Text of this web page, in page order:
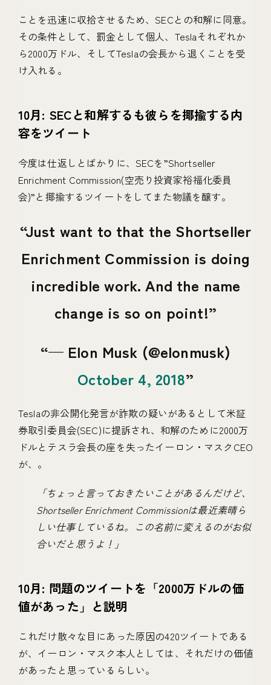
ことを迅速に収拾させるため、SECとの和解に同意。
その条件として、罰金として個人、Teslaそれぞれか
ら2000万ドル、そしてTeslaの会長から退くことを受
け入れる。
10月: SECと和解するも彼らを揶揄する内
容をツイート
今度は仕返しとばかりに、SECを”Shortseller
Enrichment Commission(空売り投資家裕福化委員
会)”と揶揄するツイートをしてまた物議を醸す。
Just want to that the Shortseller
Enrichment Commission is doing
incredible work. And the name
change is so on point!
— Elon Musk (@elonmusk)
October 4, 2018
Teslaの非公開化発言が詐欺の疑いがあるとして米証
券取引委員会(SEC)に提訴され、和解のために2000万
ドルとテスラ会長の座を失ったイーロン・マスクCEO
が、。
「ちょっと言っておきたいことがあるんだけど、
Shortseller Enrichment Commissionは最近素晴ら
しい仕事しているね。この名前に変えるのがお似
合いだと思うよ！」
10月: 問題のツイートを「2000万ドルの価
値があった」と説明
これだけ散々な目にあった原因の420ツイートである
が、イーロン・マスク本人としては、それだけの価値
があったと思っているらしい。